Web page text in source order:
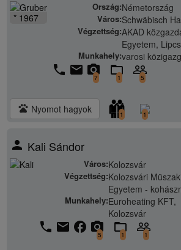
* 1967
Ország:Németország
Város:Schwäbisch
Végzettség:AKAD
Egyetem,
Munkahely:varosi
phone email camera_alt
7
folder_open
1
people_outline
5
pets Nyomot hagyok 1 1
person Kali Sándor
Város:Kolozsvár
Végzettség:Kolozsvári
Egyetem -
Munkahely:Euroheating KFT,
Kolozsvár
phone email facebook camera_alt
5
folder_open
1
people_outline
1